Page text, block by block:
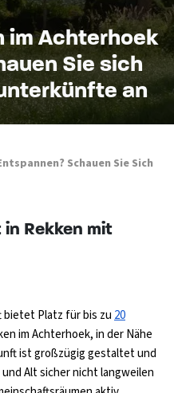
im Achterhoek
Sie sich
an
Schauen Sie Sich
Rekken mit
bietet Platz für bis zu20
im Achterhoek, in der Nähe
ist großzügig gestaltet und
Alt sicher nicht langweilen